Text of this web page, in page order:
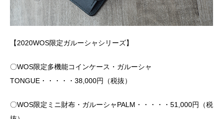
【2020WOS限定ガルーシャシリーズ】
〇WOS限定多機能コインケース・ガルーシャ
TONGUE・・・・・38,000円（税抜）
〇WOS限定ミニ財布・ガルーシャPALM・・・・・51,000円（税